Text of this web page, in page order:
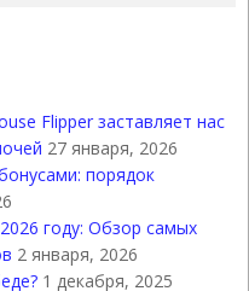
Flipper заставляет нас
27 января, 2026
порядок
году: Обзор самых
2 января, 2026
1 декабря, 2025